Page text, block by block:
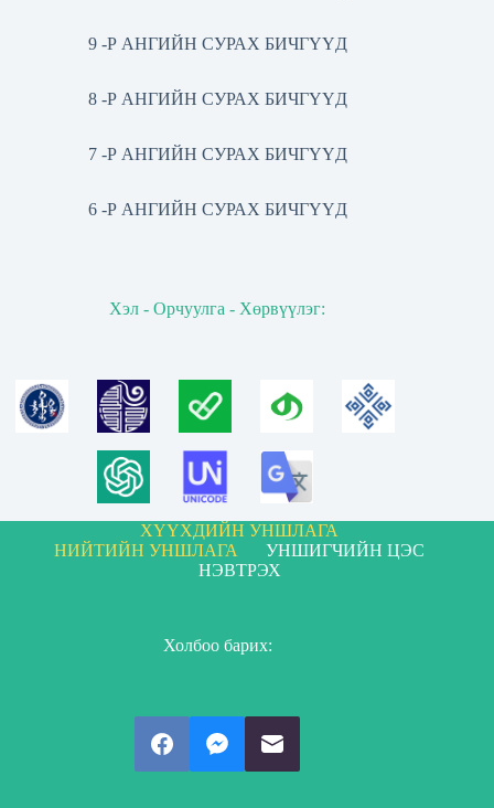
9 -Р АНГИЙН СУРАХ БИЧГҮҮД
8 -Р АНГИЙН СУРАХ БИЧГҮҮД
7 -Р АНГИЙН СУРАХ БИЧГҮҮД
6 -Р АНГИЙН СУРАХ БИЧГҮҮД
Хэл - Орчуулга - Хөрвүүлэг:
ХҮҮХДИЙН УНШЛАГА
НИЙТИЙН УНШЛАГА
УНШИГЧИЙН ЦЭС
НЭВТРЭХ
Холбоо барих: